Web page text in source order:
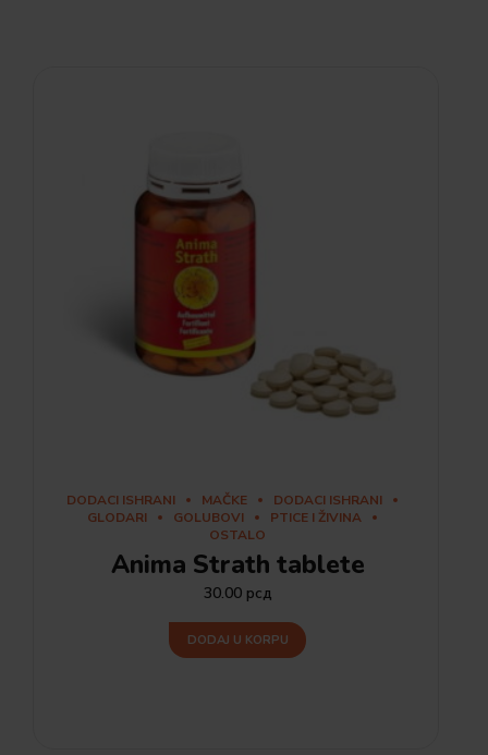
DODACI ISHRANI MAČKE
DODACI ISHRANI
GLODARI
GOLUBOVI
PTICE I ŽIVINA
OSTALO
Anima Strath tablete
30.00 рсд
DODAJ U KORPU